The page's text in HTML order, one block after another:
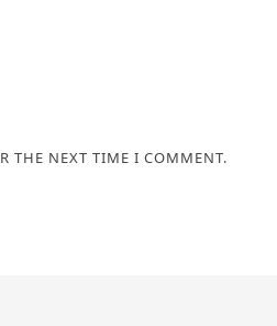
THE NEXT TIME I COMMENT.